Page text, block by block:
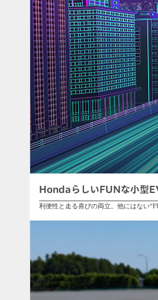
HondaらしいFUNな小型
利便性と走る喜びの両立。他にはない